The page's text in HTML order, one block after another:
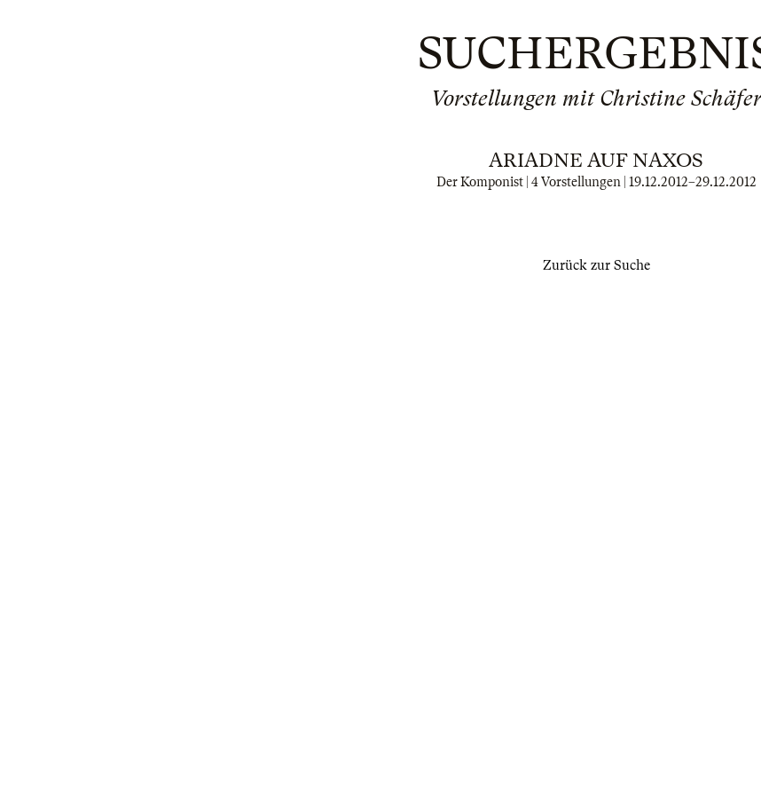
Vorstellungen mit Christine Schäfer
ARIADNE AUF NAXOS
Der Komponist | 4 Vorstellungen | 19.12.2012–29.12.2012
Zurück zur Suche